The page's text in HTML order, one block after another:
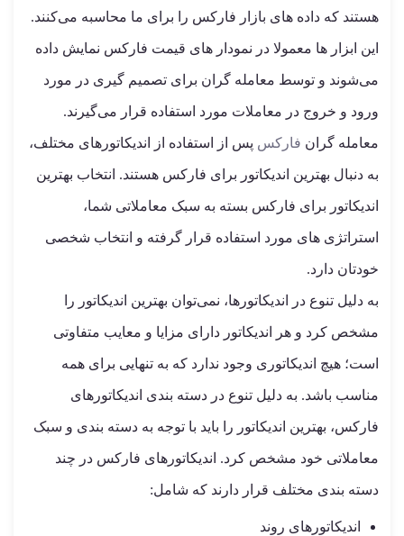
هستند که داده های بازار فارکس را برای ما محاسبه می‌کنند.
این ابزار ها معمولا در نمودار های قیمت فارکس نمایش داده
می‌شوند و توسط معامله گران برای تصمیم گیری در مورد
ورود و خروج در معاملات مورد استفاده قرار می‌گیرند.
معامله گران فارکس پس از استفاده از اندیکاتورهای مختلف،
به دنبال بهترین اندیکاتور برای فارکس هستند. انتخاب بهترین
اندیکاتور برای فارکس بسته به سبک معاملاتی شما،
استراتژی های مورد استفاده قرار گرفته و انتخاب شخصی
خودتان دارد.
به دلیل تنوع در اندیکاتورها، نمی‌توان بهترین اندیکاتور را
مشخص کرد و هر اندیکاتور دارای مزایا و معایب متفاوتی
است؛ هیچ اندیکاتوری وجود ندارد که به تنهایی برای همه
مناسب باشد. به دلیل تنوع در دسته بندی اندیکاتورهای
فارکس، بهترین اندیکاتور را باید با توجه به دسته بندی و سبک
معاملاتی خود مشخص کرد. اندیکاتورهای فارکس در چند
دسته بندی مختلف قرار دارند که شامل:
اندیکاتورهای روند